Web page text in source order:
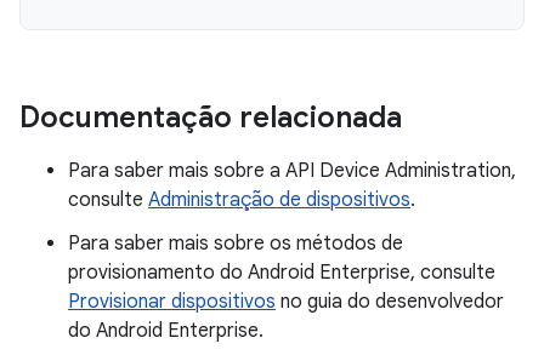
Documentação relacionada
Para saber mais sobre a API Device Administration,
consulte Administração de dispositivos.
Para saber mais sobre os métodos de
provisionamento do Android Enterprise, consulte
Provisionar dispositivos no guia do desenvolvedor
do Android Enterprise.